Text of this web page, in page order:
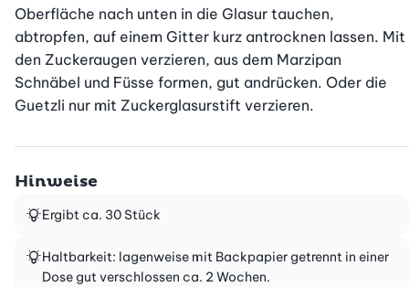
Oberfläche nach unten in die Glasur tauchen,
abtropfen, auf einem Gitter kurz antrocknen lassen. Mit
den Zuckeraugen verzieren, aus dem Marzipan
Schnäbel und Füsse formen, gut andrücken. Oder die
Guetzli nur mit Zuckerglasurstift verzieren.
Hinweise
Ergibt ca. 30 Stück
Haltbarkeit: lagenweise mit Backpapier getrennt in einer
Dose gut verschlossen ca. 2 Wochen.